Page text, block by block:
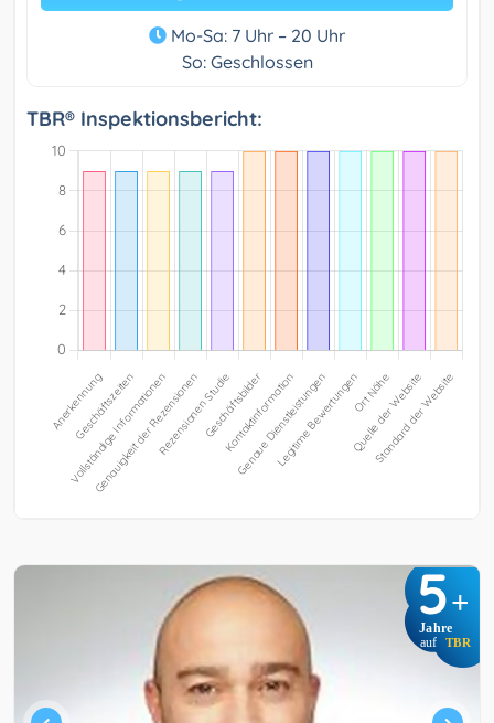
Mo-Sa: 7 Uhr – 20 Uhr
So: Geschlossen
TBR® Inspektionsbericht:
5+
Jahre
auf TBR